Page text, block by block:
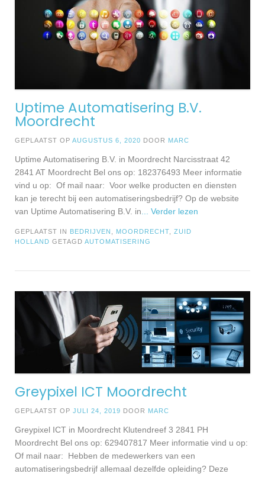
Uptime Automatisering B.V.
Moordrecht
GEPLAATST OP AUGUSTUS 6, 2020 DOOR MARC
Uptime Automatisering B.V. in Moordrecht Narcisstraat 42
2841 AT Moordrecht Bel ons op: 182376493 Meer informatie
vind u op: Of mail naar: Voor welke producten en diensten
kan je terecht bij een automatiseringsbedrijf? Op de website
van Uptime Automatisering B.V. in... Verder lezen
GEPLAATST IN BEDRIJVEN , MOORDRECHT, ZUID
HOLLAND GETAGD AUTOMATISERING
Greypixel ICT Moordrecht
GEPLAATST OP JULI 24, 2019 DOOR MARC
Greypixel ICT in Moordrecht Klutendreef 3 2841 PH
Moordrecht Bel ons op: 629407817 Meer informatie vind u op:
Of mail naar: Hebben de medewerkers van een
automatiseringsbedrijf allemaal dezelfde opleiding? Deze